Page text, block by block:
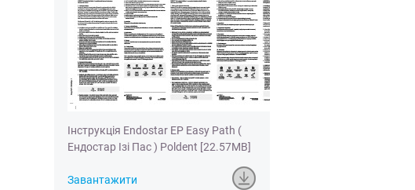
Інструкція Endostar EP Easy Path (
Ендостар Ізі Пас ) Poldent [22.57MB]
Завантажити